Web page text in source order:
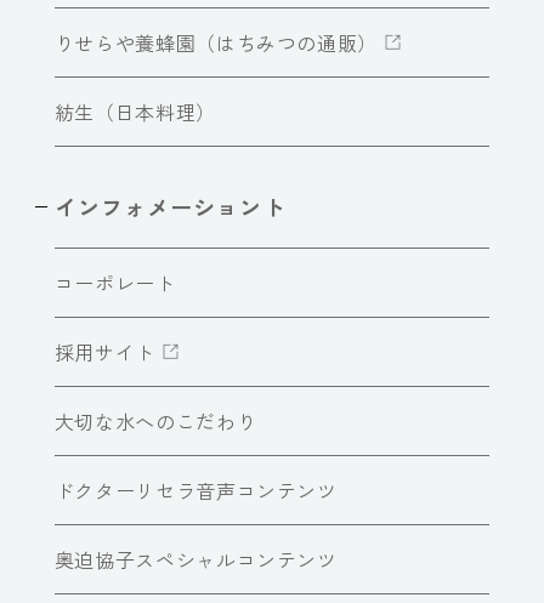
りせらや養蜂園（はちみつの通販）
紡生（日本料理）
インフォメーショント
コーポレート
採用サイト
大切な水へのこだわり
ドクターリセラ音声コンテンツ
奥迫協子スペシャルコンテンツ